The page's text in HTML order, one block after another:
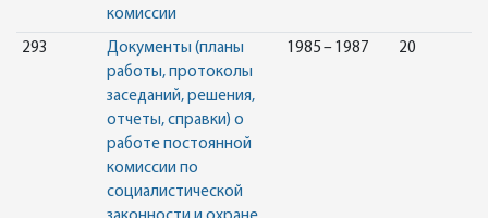
комиссии
293
Документы (планы
работы, протоколы
заседаний, решения,
отчеты, справки) о
работе постоянной
комиссии по
социалистической
1985 – 1987 20